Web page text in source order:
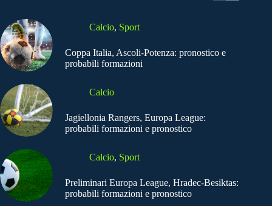
Calcio, Sport
Coppa Italia, Ascoli-Potenza: pronostico e
probabili formazioni
Calcio
Jagiellonia Rangers, Europa League:
probabili formazioni e pronostico
Calcio, Sport
Preliminari Europa League, Hradec-Besiktas:
probabili formazioni e pronostico